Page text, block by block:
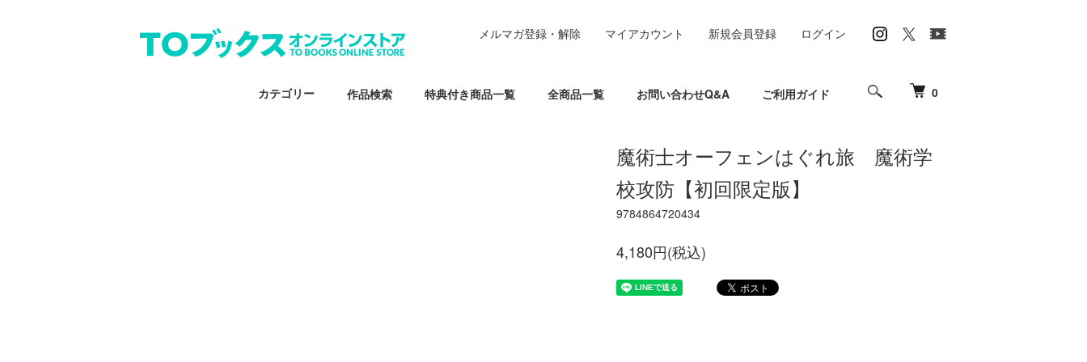
0
カテゴリー 作品検索 特典付き商品一覧 全商品一覧 お問い合わせQ&A ご利用ガイド
メルマガ登録・解除 マイアカウント 新規会員登録 ログイン
魔術士オーフェンはぐれ旅 魔術学
校攻防【初回限定版】
9784864720434
4,180円(税込)